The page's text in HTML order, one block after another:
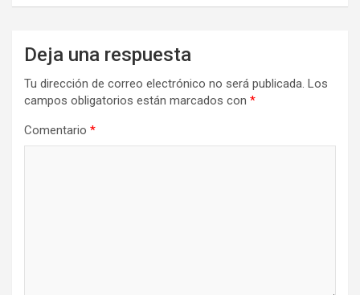
Deja una respuesta
Tu dirección de correo electrónico no será publicada. Los
campos obligatorios están marcados con *
Comentario *